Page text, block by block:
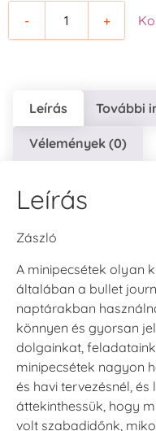
- +
Leírás További
Vélemények (0)
Leírás
Zászló
A minipecsétek olyan
általában a bullet
naptárakban
könnyen és gyorsan
dolgainkat,
minipecsétek nagyon
és havi tervezésnél,
áttekinthessük, hogy
volt szabadidőnk,